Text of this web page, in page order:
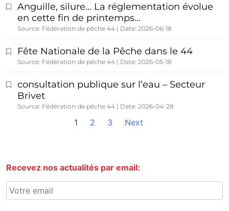
Anguille, silure… La réglementation évolue
en cette fin de printemps…
Source: Fédération de pêche 44 Date: 2026-06-18
Fête Nationale de la Pêche dans le 44
Source: Fédération de pêche 44 Date: 2026-05-18
consultation publique sur l’eau – Secteur
Brivet
Source: Fédération de pêche 44 Date: 2026-04-28
1 2 3 Next
Recevez nos actualités par email: